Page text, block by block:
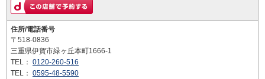
住所/電話番号
〒518-0836
三重県伊賀市緑ヶ丘本町1666-1
TEL： 0120-260-516
TEL： 0595-48-5590